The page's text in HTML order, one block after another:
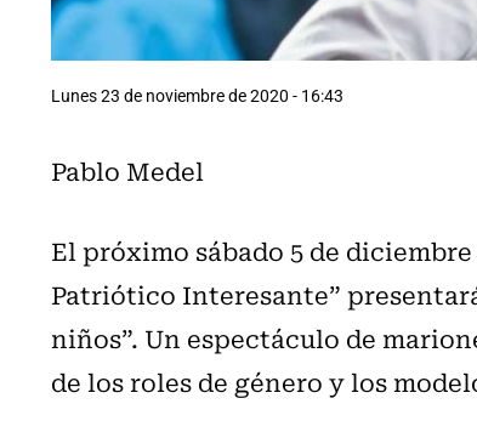
Lunes 23 de noviembre de 2020 - 16:43
Pablo Medel
El próximo sábado 5 de
Patriótico Interesante”
niños”. Un espectáculo de
de los roles de género y los